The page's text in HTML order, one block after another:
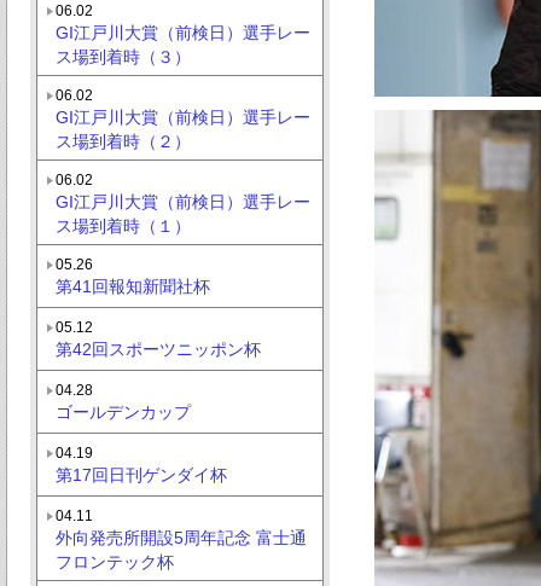
06.02
GI江戸川大賞（前検日）選手レー
ス場到着時（３）
06.02
GI江戸川大賞（前検日）選手レー
ス場到着時（２）
06.02
GI江戸川大賞（前検日）選手レー
ス場到着時（１）
05.26
第41回報知新聞社杯
05.12
第42回スポーツニッポン杯
04.28
ゴールデンカップ
04.19
第17回日刊ゲンダイ杯
04.11
外向発売所開設5周年記念 富士通
フロンテック杯